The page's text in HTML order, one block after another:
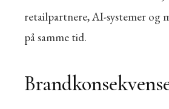
retailpartnere, AI-systemer og
på samme tid.